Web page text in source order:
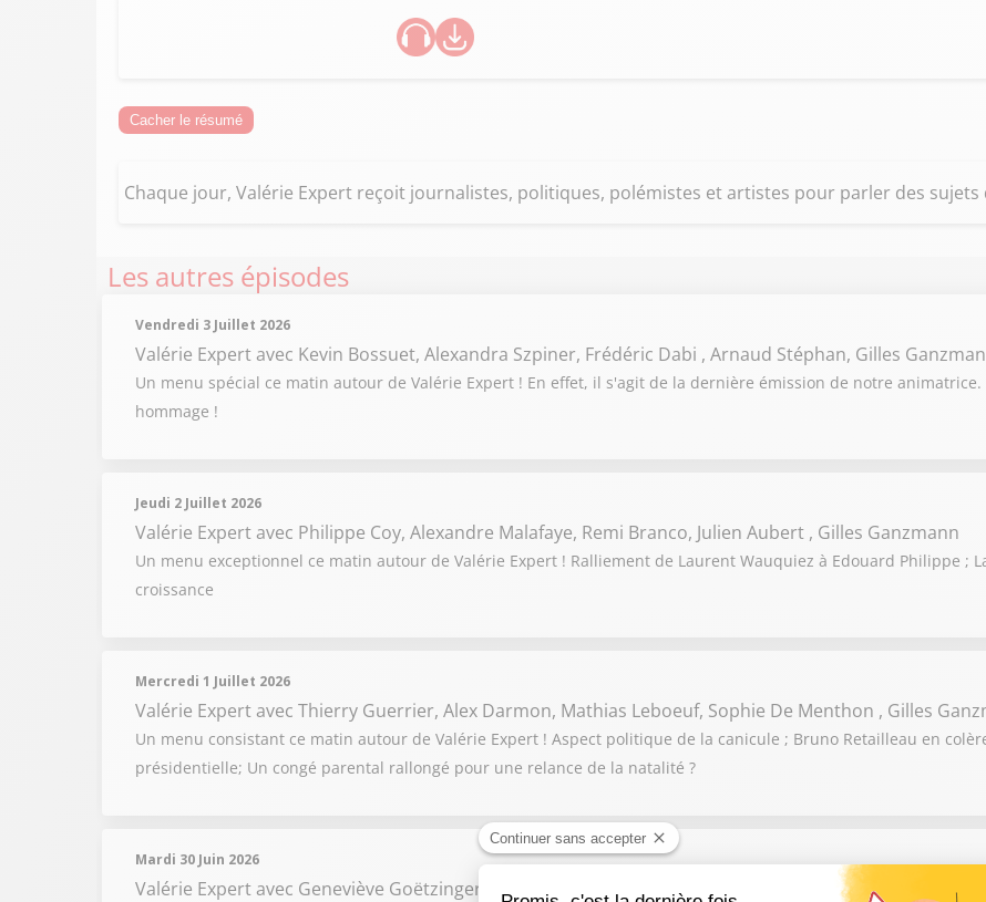
Cacher le résumé
Chaque jour, Valérie Expert reçoit journalistes, politiques, polémistes et artistes pour parler des sujets
Les autres épisodes
Vendredi 3 Juillet 2026
Valérie Expertavec Kevin Bossuet, Alexandra Szpiner, Frédéric Dabi , Arnaud Stéphan, Gilles
Un menu spécial ce matin autour de Valérie Expert ! En effet, il s'agit de la dernière émission de notre
hommage !
Jeudi 2 Juillet 2026
Valérie Expertavec Philippe Coy, Alexandre Malafaye, Remi Branco, Julien Aubert , Gilles Ganzmann
Un menu exceptionnel ce matin autour de Valérie Expert ! Ralliement de Laurent Wauquiez à Edouard Philippe ;
croissance
Mercredi 1 Juillet 2026
Valérie Expertavec Thierry Guerrier, Alex Darmon, Mathias Leboeuf, Sophie De Menthon , Gilles
Un menu consistant ce matin autour de Valérie Expert ! Aspect politique de la canicule ; Bruno Retailleau en
présidentielle; Un congé parental rallongé pour une relance de la natalité ?
Mardi 30 Juin 2026
Valérie Expertavec Geneviève Goëtzinger, Jacques Myard, Gilles Platret, Arnaud Benedetti, Gilles